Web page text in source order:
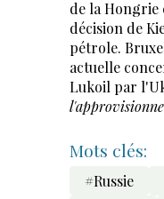
de la Hongrie
décision de
pétrole.
actuelle
Lukoil par
Mots clés:
#Russie